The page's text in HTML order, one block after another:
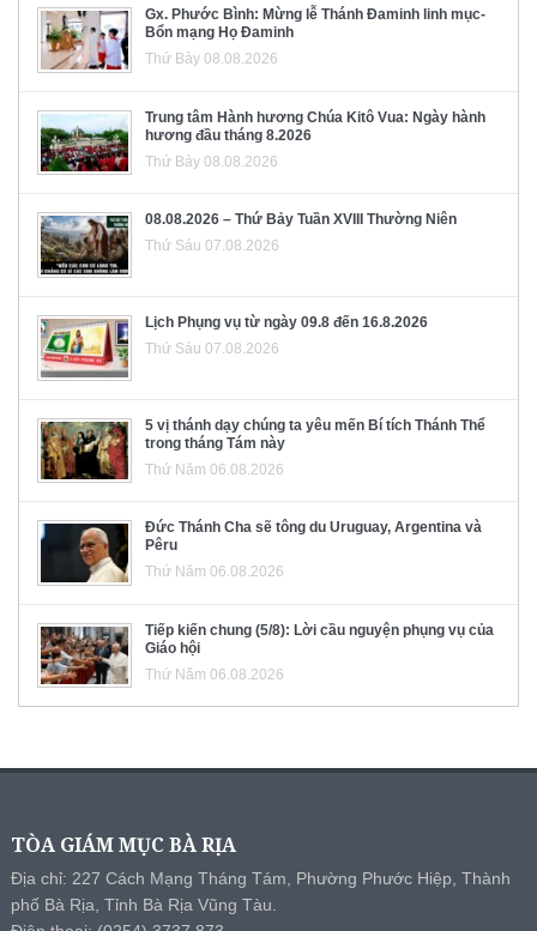
Gx. Phước Bình: Mừng lễ Thánh Đaminh linh mục-
Bổn mạng Họ Đaminh
Thứ Bảy 08.08.2026
Trung tâm Hành hương Chúa Kitô Vua: Ngày hành
hương đầu tháng 8.2026
Thứ Bảy 08.08.2026
08.08.2026 – Thứ Bảy Tuần XVIII Thường Niên
Thứ Sáu 07.08.2026
Lịch Phụng vụ từ ngày 09.8 đến 16.8.2026
Thứ Sáu 07.08.2026
5 vị thánh dạy chúng ta yêu mến Bí tích Thánh Thể
trong tháng Tám này
Thứ Năm 06.08.2026
Đức Thánh Cha sẽ tông du Uruguay, Argentina và
Pêru
Thứ Năm 06.08.2026
Tiếp kiến chung (5/8): Lời cầu nguyện phụng vụ của
Giáo hội
Thứ Năm 06.08.2026
TÒA GIÁM MỤC BÀ RỊA
Địa chỉ: 227 Cách Mạng Tháng Tám, Phường Phước Hiệp, Thành
phố Bà Rịa, Tỉnh Bà Rịa Vũng Tàu.